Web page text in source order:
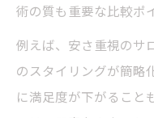
術の質も重要な比較ポ
例えば、安さ重視のサ
のスタイリングが簡略
に満足度が下がること